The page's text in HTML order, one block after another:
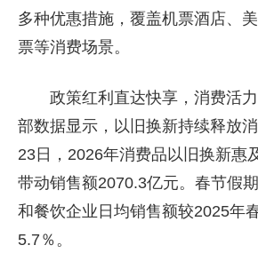
多种优惠措施，覆盖机票酒店、
票等消费场景。
政策红利直达快享，消费活力
部数据显示，以旧换新持续释放
23日，2026年消费品以旧换新惠
带动销售额2070.3亿元。春节假
和餐饮企业日均销售额较2025年
5.7％。